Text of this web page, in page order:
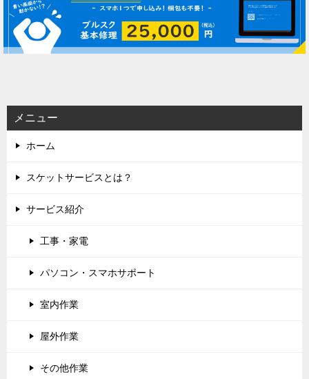
ビ
ゲ
ー
ンメニュー
ホーム
スケットサービスとは？
サービス紹介
工事・家電
パソコン・スマホサポート
室内作業
屋外作業
その他作業